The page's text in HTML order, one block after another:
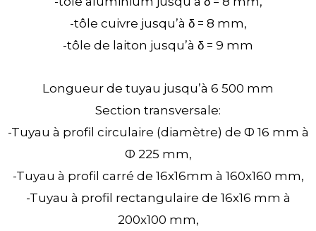
-tôle cuivre jusqu’à δ = 8 mm,
-tôle de laiton jusqu’à δ = 9 mm
Longueur de tuyau jusqu’à 6 500 mm
Section transversale:
-Tuyau à profil circulaire (diamètre) de Ф 16 mm à
Ф 225 mm,
-Tuyau à profil carré de 16х16mm à 160х160 mm,
-Tuyau à profil rectangulaire de 16х16 mm à
200х100 mm,